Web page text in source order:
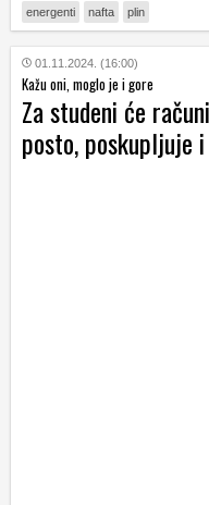
energenti nafta plin
01.11.2024. (16:00)
Kažu oni, moglo je i gore
Za studeni će
posto, poskupljuje